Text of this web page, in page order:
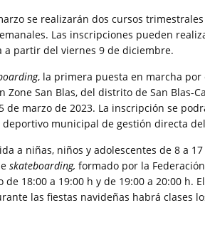
se realizarán dos cursos
Las inscripciones pueden
partir del viernes 9 de diciembre.
, la primera puesta en marcha
San Blas, del distrito de San Blas-
de marzo de 2023. La inscripción se
municipal de gestión directa
a niñas, niños y adolescentes de 8 a
skateboarding, formado por la
18:00 a 19:00 h y de 19:00 a 20:00 h.
las fiestas navideñas habrá clases